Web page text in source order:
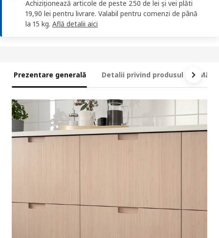
Achiziționează articole de peste 250 de lei și vei plăti
19,90 lei pentru livrare. Valabil pentru comenzi de până
la 15 kg. Află detalii aici
Prezentare generală Detalii privind produsul